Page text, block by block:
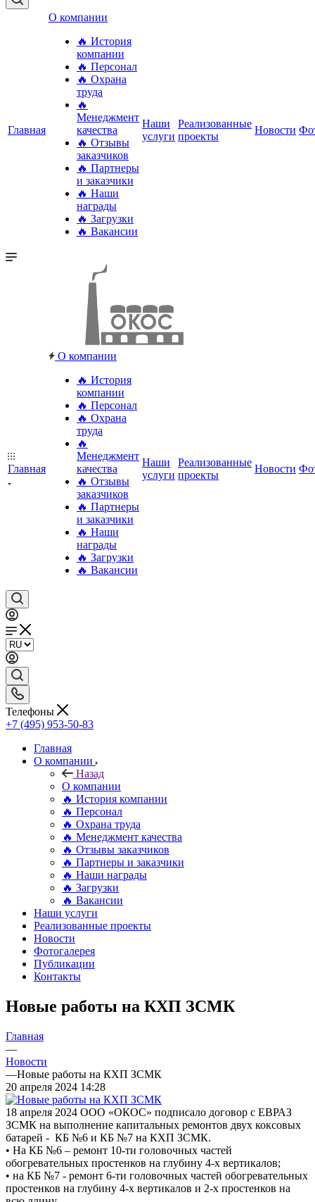
Главная
О компании
🔥 История
компании
🔥 Персонал
🔥 Охрана
труда
🔥
Менеджмент
качества
🔥 Отзывы
заказчиков
🔥 Партнеры
и заказчики
🔥 Наши
награды
🔥 Загрузки
🔥 Вакансии
Наши
услуги
Реализованные
проекты
Новости
Главная
О компании
🔥 История
компании
🔥 Персонал
🔥 Охрана
труда
🔥
Менеджмент
качества
🔥 Отзывы
заказчиков
🔥 Партнеры
и заказчики
🔥 Наши
награды
🔥 Загрузки
🔥 Вакансии
Наши
услуги
Реализованные
проекты
Новости
Телефоны
+7 (495) 953-50-83
Главная
О компании
Назад
О компании
🔥 История компании
🔥 Персонал
🔥 Охрана труда
🔥 Менеджмент качества
🔥 Отзывы заказчиков
🔥 Партнеры и заказчики
🔥 Наши награды
🔥 Загрузки
🔥 Вакансии
Наши услуги
Реализованные проекты
Новости
Фотогалерея
Публикации
Контакты
Новые работы на КХП ЗСМК
Главная
—
Новости
—Новые работы на КХП ЗСМК
20 апреля 2024 14:28
18 апреля 2024 ООО «ОКОС» подписало договор с ЕВРАЗ
ЗСМК на выполнение капитальных ремонтов двух коксовых
батарей - КБ №6 и КБ №7 на КХП ЗСМК.
• На КБ №6 – ремонт 10-ти головочных частей
обогревательных простенков на глубину 4-х вертикалов;
• на КБ №7 - ремонт 6-ти головочных частей обогревательных
простенков на глубину 4-х вертикалов и 2-х простенков на